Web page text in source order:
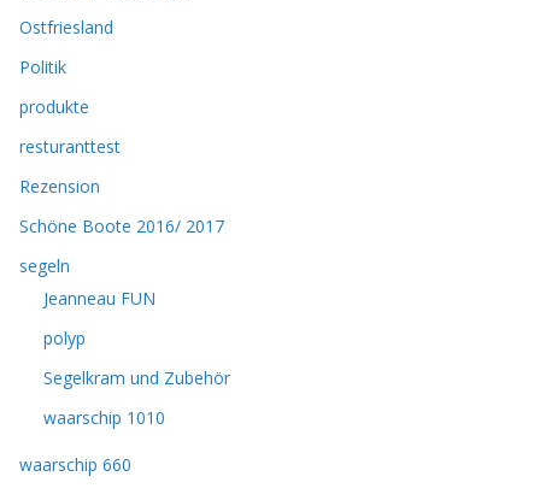
Ostfriesland
Politik
produkte
resturanttest
Rezension
Schöne Boote 2016/ 2017
segeln
Jeanneau FUN
polyp
Segelkram und Zubehör
waarschip 1010
waarschip 660